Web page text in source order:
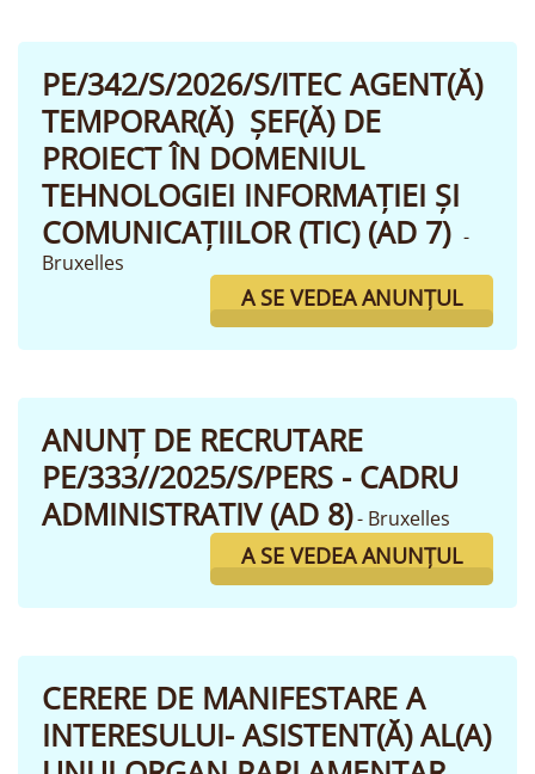
PE/342/S/2026/S/ITEC AGENT(Ă)
TEMPORAR(Ă) ȘEF(Ă) DE
PROIECT ÎN DOMENIUL
TEHNOLOGIEI INFORMAȚIEI ȘI
COMUNICAȚIILOR (TIC) (AD 7) -
Bruxelles
A SE VEDEA ANUNȚUL
ANUNȚ DE RECRUTARE
PE/333//2025/S/PERS - CADRU
ADMINISTRATIV (AD 8)- Bruxelles
A SE VEDEA ANUNȚUL
CERERE DE MANIFESTARE A
INTERESULUI- ASISTENT(Ă) AL(A)